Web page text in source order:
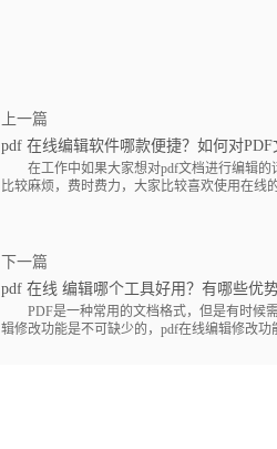
上一篇
pdf 在线编辑软件哪款便捷？如何对PDF
在工作中如果大家想对pdf文档进行编辑的
比较麻烦，费时费力，大家比较喜欢使用在线
下一篇
pdf 在线 编辑哪个工具好用？有哪些优势
PDF是一种常用的文档格式，但是有时候
辑修改功能是不可缺少的，pdf在线编辑修改功